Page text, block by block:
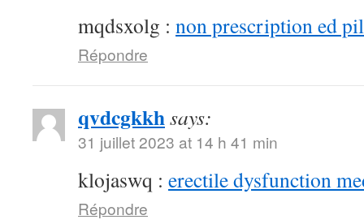
mqdsxolg : non prescription ed
Répondre
qvdcgkkhsays:
31 juillet 2023 at 14 h 41 min
klojaswq : erectile dysfunction
Répondre